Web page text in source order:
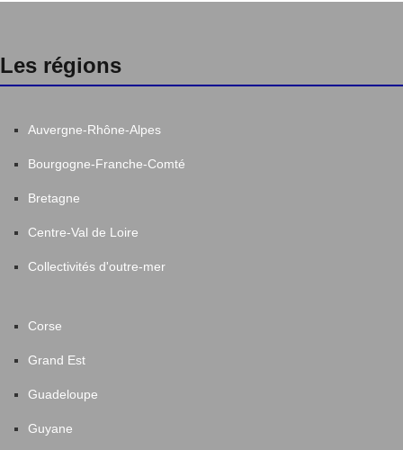
Les régions
Auvergne-Rhône-Alpes
Bourgogne-Franche-Comté
Bretagne
Centre-Val de Loire
Collectivités d'outre-mer
Corse
Grand Est
Guadeloupe
Guyane